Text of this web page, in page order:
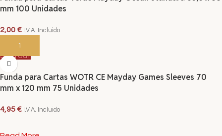
mm 100 Unidades
2,00€ I.V.A. Incluido
AÑADIR AL CARRITO
Sold out
Funda para Cartas WOTR CE Mayday Games Sleeves 70
mm x 120 mm 75 Unidades
4,95€ I.V.A. Incluido